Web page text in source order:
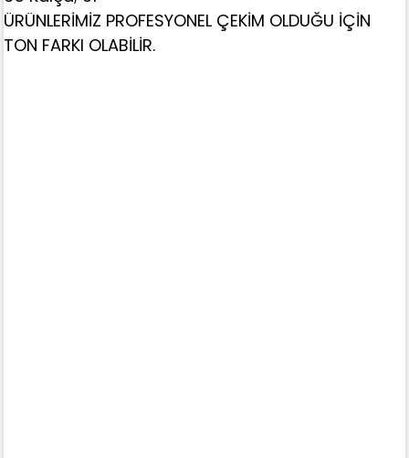
ÜRÜNLERİMİZ PROFESYONEL ÇEKİM OLDUĞU İÇİN
TON FARKI OLABİLİR.